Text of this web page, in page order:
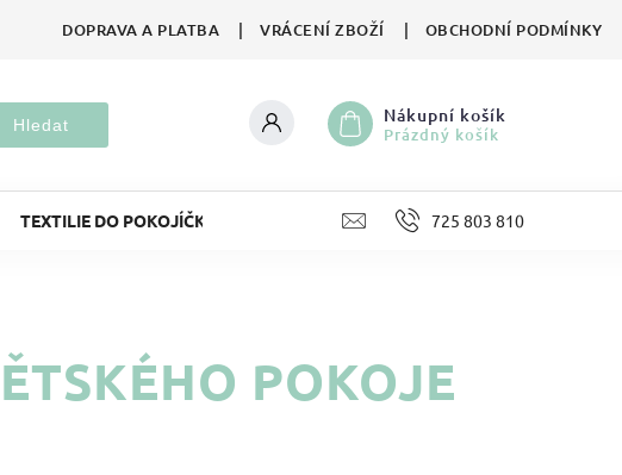
DOPRAVA A PLATBA VRÁCENÍ ZBOŽÍ OBCHODNÍ PODMÍNKY
Hledat Nákupní košík
Prázdný košík
TEXTILIE DO POKOJÍČKU LIFESTYLE HRAČKY
725 803 810
POKOJE